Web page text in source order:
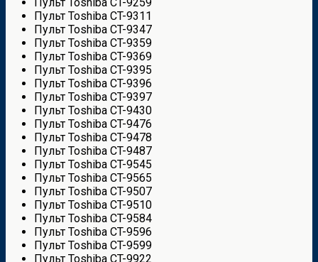
Пульт Toshiba CT-9311
Пульт Toshiba CT-9347
Пульт Toshiba CT-9359
Пульт Toshiba CT-9369
Пульт Toshiba CT-9395
Пульт Toshiba CT-9396
Пульт Toshiba CT-9397
Пульт Toshiba CT-9430
Пульт Toshiba CT-9476
Пульт Toshiba CT-9478
Пульт Toshiba CT-9487
Пульт Toshiba CT-9545
Пульт Toshiba CT-9565
Пульт Toshiba CT-9507
Пульт Toshiba CT-9510
Пульт Toshiba CT-9584
Пульт Toshiba CT-9596
Пульт Toshiba CT-9599
Пульт Toshiba CT-9922